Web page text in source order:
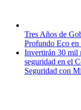
Tres Años de
Profundo Eco en
Invertirán 30 mil
seguridad en el
Seguridad con